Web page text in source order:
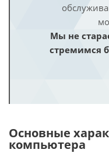
Мы не
стремимся
Основные
компьютера